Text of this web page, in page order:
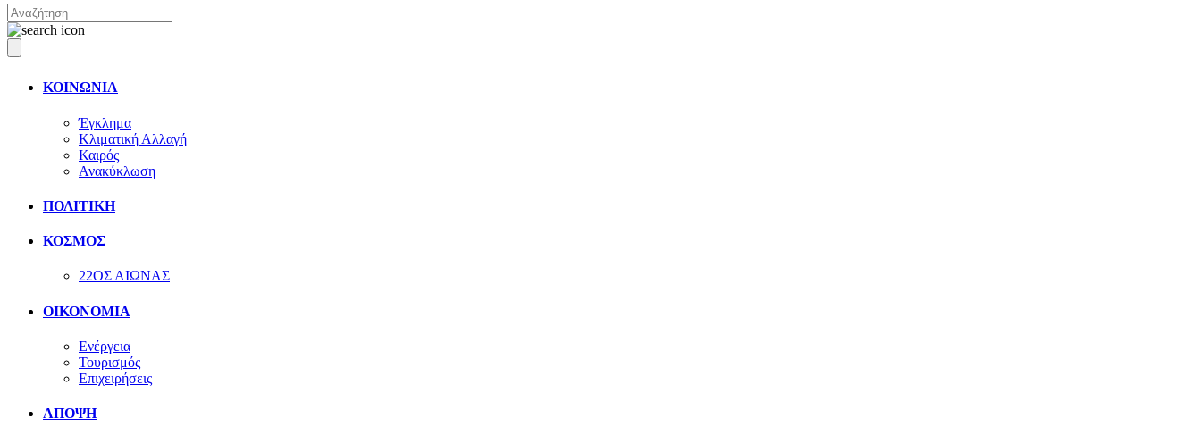
ΚΟΙΝΩΝΙΑ
Έγκλημα
Κλιματική Αλλαγή
Καιρός
Ανακύκλωση
ΠΟΛΙΤΙΚΗ
ΚΟΣΜΟΣ
22ΟΣ ΑΙΩΝΑΣ
ΟΙΚΟΝΟΜΙΑ
Ενέργεια
Τουρισμός
Επιχειρήσεις
ΑΠΟΨΗ